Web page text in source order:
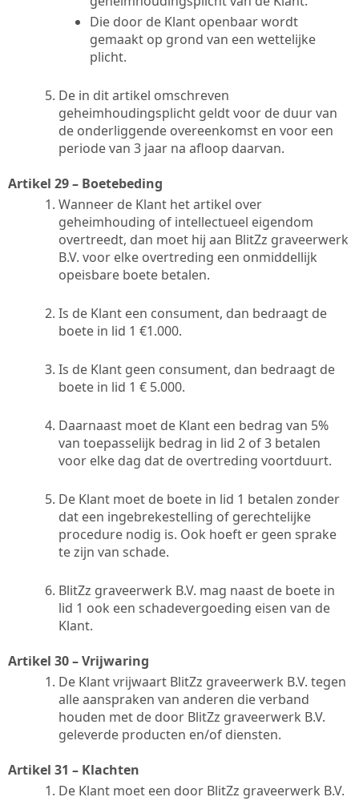
Die door de Klant openbaar wordt
gemaakt op grond van een wettelijke
plicht.
De in dit artikel omschreven
geheimhoudingsplicht geldt voor de duur van
de onderliggende overeenkomst en voor een
periode van 3 jaar na afloop daarvan.
Artikel 29 – Boetebeding
Wanneer de Klant het artikel over
geheimhouding of intellectueel eigendom
overtreedt, dan moet hij aan BlitZz graveerwerk
B.V. voor elke overtreding een onmiddellijk
opeisbare boete betalen.
Is de Klant een consument, dan bedraagt de
boete in lid 1 €1.000.
Is de Klant geen consument, dan bedraagt de
boete in lid 1 € 5.000.
Daarnaast moet de Klant een bedrag van 5%
van toepasselijk bedrag in lid 2 of 3 betalen
voor elke dag dat de overtreding voortduurt.
De Klant moet de boete in lid 1 betalen zonder
dat een ingebrekestelling of gerechtelijke
procedure nodig is. Ook hoeft er geen sprake
te zijn van schade.
BlitZz graveerwerk B.V. mag naast de boete in
lid 1 ook een schadevergoeding eisen van de
Klant.
Artikel 30 – Vrijwaring
De Klant vrijwaart BlitZz graveerwerk B.V. tegen
alle aanspraken van anderen die verband
houden met de door BlitZz graveerwerk B.V.
geleverde producten en/of diensten.
Artikel 31 – Klachten
De Klant moet een door BlitZz graveerwerk B.V.